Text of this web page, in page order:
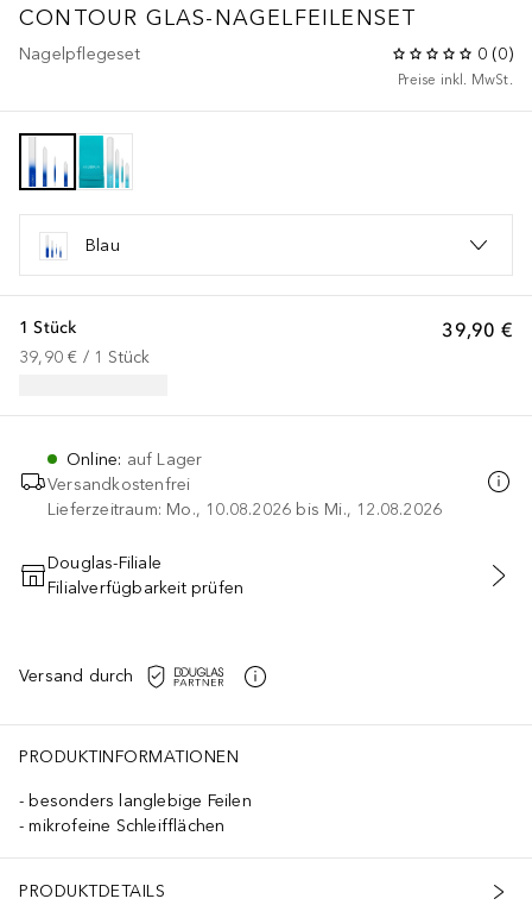
CONTOUR GLAS-NAGELFEILENSET
Nagelpflegeset 0 (0)
Preise inkl. MwSt.
Blau
39,90 €
1 Stück
39,90 € / 1 Stück
Online: auf Lager
Versandkostenfrei
Lieferzeitraum: Mo., 10.08.2026 bis Mi., 12.08.2026
IN DEN WARENKORB
Douglas-Filiale
Filialverfügbarkeit prüfen
Versand durch
PRODUKTINFORMATIONEN
besonders langlebige Feilen
mikrofeine Schleifflächen
PRODUKTDETAILS